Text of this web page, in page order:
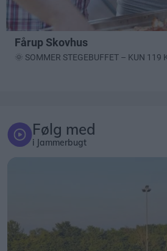
Følg med
i Jammerbugt